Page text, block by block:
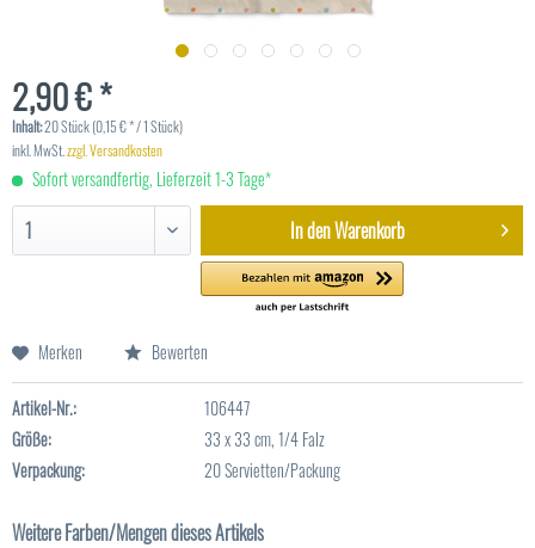
2,90 € *
Inhalt:20 Stück (0,15 € * / 1 Stück)
inkl. MwSt.zzgl. Versandkosten
Sofort versandfertig, Lieferzeit 1-3 Tage*
In denWarenkorb
Merken Bewerten
Artikel-Nr.:
106447
Größe:
33 x 33 cm, 1/4 Falz
Verpackung:
20 Servietten/Packung
Weitere Farben/Mengen dieses Artikels